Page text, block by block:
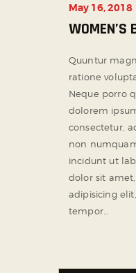
May 16, 2018
WOMEN’S
Quuntur
ratione
Neque porro
dolorem
consectetur,
non
incidunt ut
dolor sit
adipisicing
tempor…